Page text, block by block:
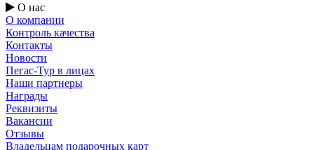
О нас
О компании
Контроль качества
Контакты
Новости
Пегас-Тур в лицах
Наши партнеры
Награды
Реквизиты
Вакансии
Отзывы
Владельцам подарочных карт